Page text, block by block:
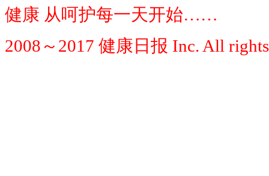
健康 从呵护每一天开始……
2008～2017 健康日报 Inc. All